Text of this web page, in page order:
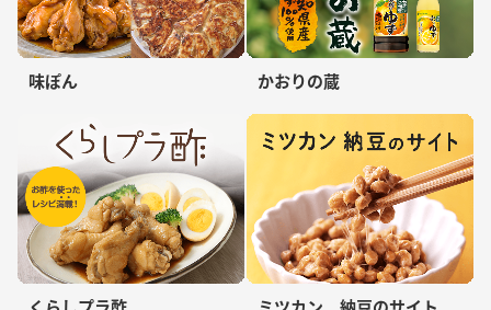
味ぽん かおりの蔵